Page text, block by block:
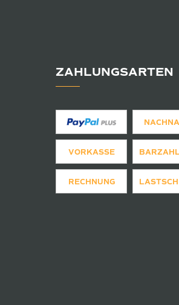
ZAHLUNGSARTEN
VORKASSE
RECHNUNG